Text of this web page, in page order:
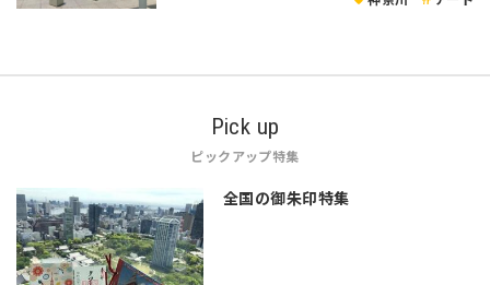
Pick up
ピックアップ特集
全国の御朱印特集